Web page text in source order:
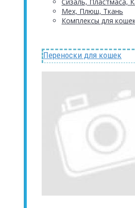
Мех, Плюш, Ткань
Комплексы для
Переноски для кошек